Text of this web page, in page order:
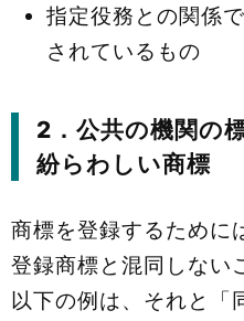
指定役務との関係
されているもの
2．公共の機関の
紛らわしい商標
商標を登録するために
登録商標と混同しない
以下の例は、それと「